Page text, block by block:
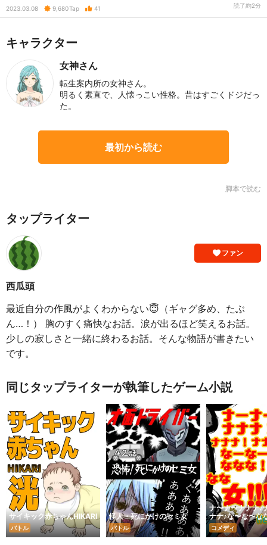
2023.03.08 9,680Tap 41 読了約2分
キャラクター
女神さん
転生案内所の女神さん。
明るく素直で、人懐っこい性格。昔はすごくドジだっ
た。
最初から読む
脚本で読む
タップライター
ファン
西瓜頭
最近自分の作風がよくわからない😇（ギャグ多め、たぶ
ん…！） 胸のすく痛快なお話。涙が出るほど笑えるお話。
少しの寂しさと一緒に終わるお話。そんな物語が書きたい
です。
同じタップライターが執筆したゲーム小説
サイキック赤ちゃんHIKARI
バトル
怪人・死にかけのセミ女
バトル
ナ〜ナ〜ナナナ♪
ナナ♪な〜な〜な
女コメディ